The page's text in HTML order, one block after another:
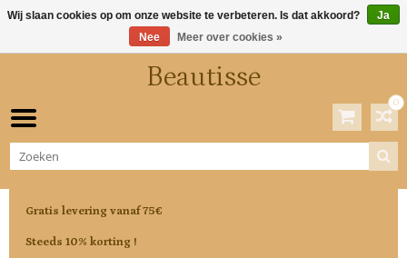
Beautisse
0
Gratis levering vanaf 75€
Steeds 10% korting !
Wij slaan cookies op om onze website te verbeteren. Is dat akkoord?
Ja
Nee
Meer over cookies »